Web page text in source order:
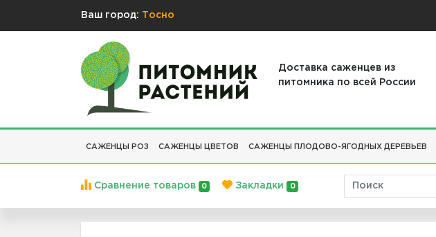
Ваш город: Тосно
Доставка саженцев из
питомника по всей России
САЖЕНЦЫ РОЗ САЖЕНЦЫ ЦВЕТОВ САЖЕНЦЫ ПЛОДОВО-ЯГОДНЫХ ДЕРЕВЬЕВ
Сравнение товаров 0 Закладки 0